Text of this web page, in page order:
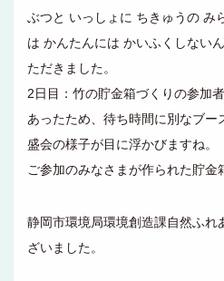
ぶつと いっしょに ちきゅうの み
は かんたんには かいふくしない
ただきました。
2日目：竹の貯金箱づくりの参加
あったため、待ち時間に別なブー
盛会の様子が目に浮かびますね。
ご参加のみなさまが作られた貯金
静岡市環境局環境創造課自然ふれ
ざいました。